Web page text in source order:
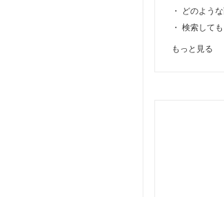
・
どのよう
・ 検索して
もっと見る